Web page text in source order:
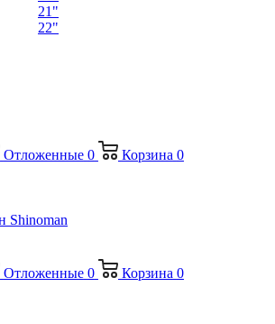
21"
22"
Отложенные 0 Корзина 0
Отложенные 0 Корзина 0